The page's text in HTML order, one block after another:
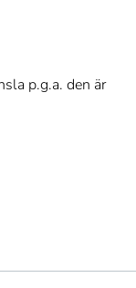
p.g.a. den är